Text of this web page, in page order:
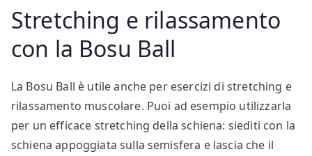
Stretching e rilassamento
con la Bosu Ball
La Bosu Ball è utile anche per esercizi di stretching e
rilassamento muscolare. Puoi ad esempio utilizzarla
per un efficace stretching della schiena: siediti con la
schiena appoggiata sulla semisfera e lascia che il